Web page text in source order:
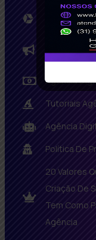
Agência
O que é
Agência
Tutoriais
Agência
Política De
20 Valores
Criação De
Tem Como
Agência